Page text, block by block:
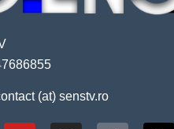
(at) senstv.ro